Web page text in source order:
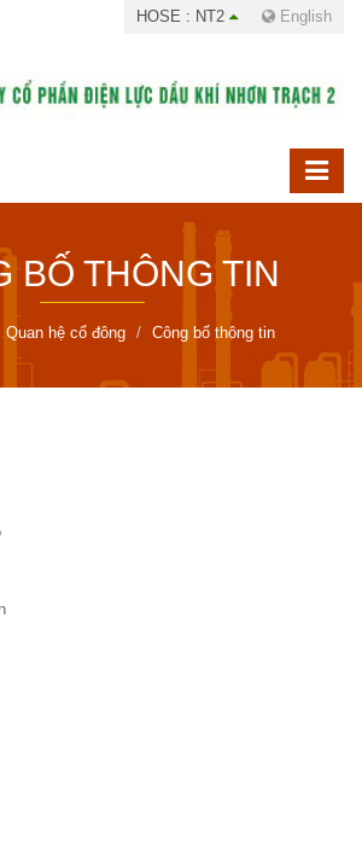
HOSE : NT2 English
BỐ THÔNG TIN
Quan hệ cổ đông Công bố thông tin